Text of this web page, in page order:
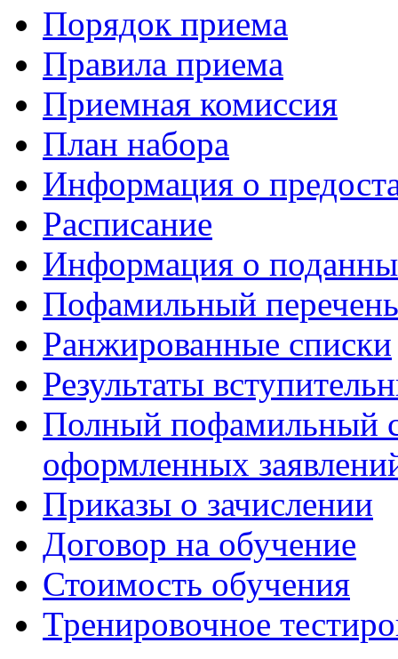
Порядок приема
Правила приема
Приемная комиссия
План набора
Информация о
Расписание
Информация о
Пофамильный
Ранжированные списки
Результаты
Полный пофамильный
оформленных
Приказы о зачислении
Договор на обучение
Стоимость обучения
Тренировочное